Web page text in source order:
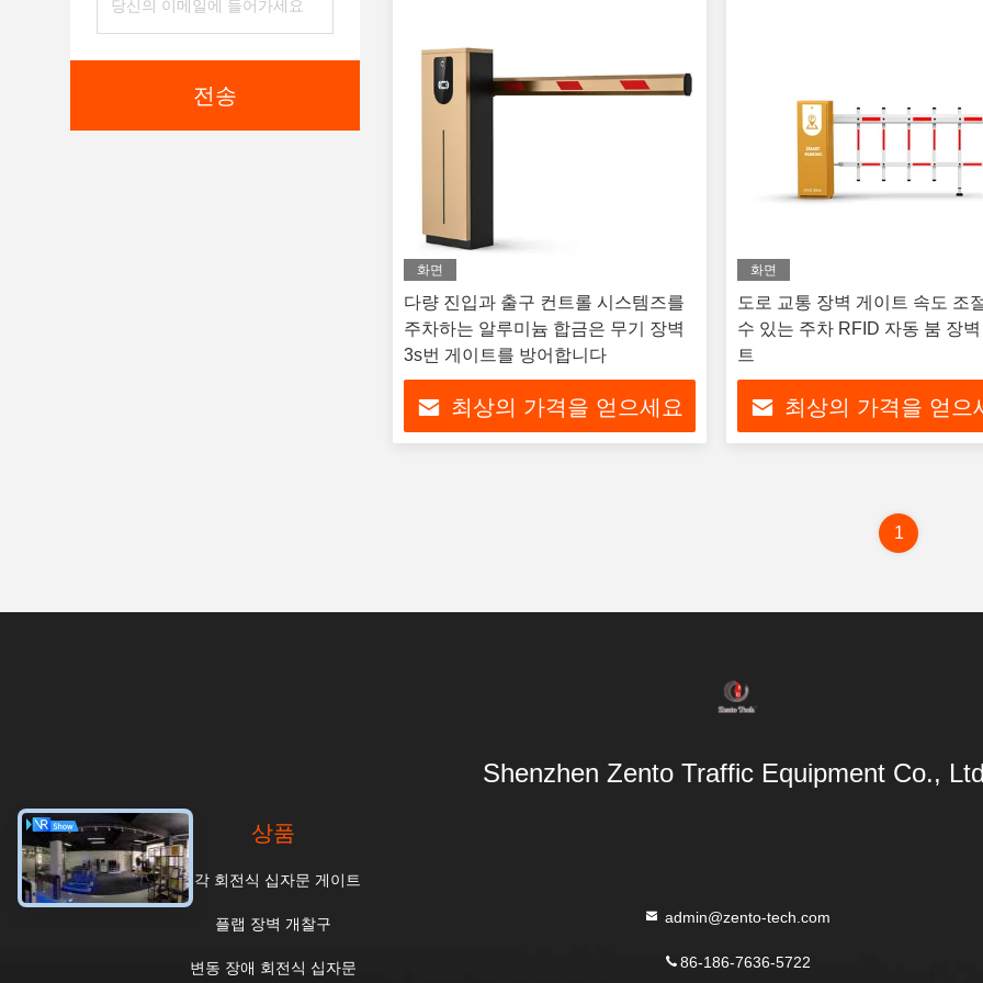
전송
화면
다량 진입과 출구 컨트롤 시스템즈를
주차하는 알루미늄 합금은 무기 장벽
3s번 게이트를 방어합니다
최상의 가격을 얻으세요
화면
도로 교통 장벽 게이트 속도 조
수 있는 주차 RFID 자동 붐 장벽
트
최상의 가격을 얻으
1
Shenzhen Zento Traffic Equipment Co.,
상품
3각 회전식 십자문 게이트
플랩 장벽 개찰구
변동 장애 회전식 십자문
admin@zento-tech.com
86-186-7636-5722